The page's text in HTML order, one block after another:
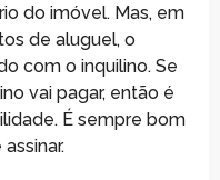
do imóvel. Mas, em
de aluguel, o
com o inquilino. Se
vai pagar, então é
É sempre bom